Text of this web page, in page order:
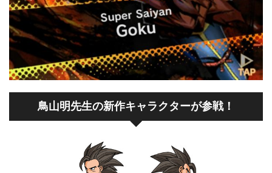
鳥山明先生の新作キャラクターが参戦！